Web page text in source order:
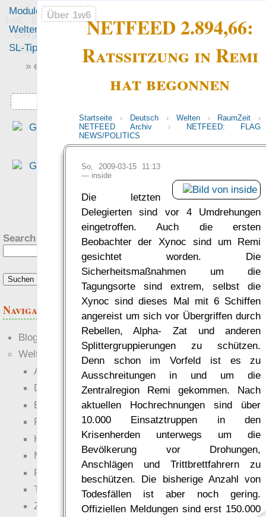
1w6 - Ein Würfel System
- Einfach saubere, freie
Rollenspiel-Regeln
NETFEED 2.894,66:
Ratssitzung in Remi
hat begonnen
Startseite› Deutsch› Welten› RaumZeit ›
NETFEED Archiv ›
NETFEED: FLAG
NEWS/POLITICS
So, 2009-03-15 11:13
— inside
Die letzten
Delegierten sind vor 4 Umdrehungen
eingetroffen. Auch die ersten
Beobachter der Xynoc sind um Remi
gesichtet worden. Die
Sicherheitsmaßnahmen um die
Tagungsorte sind extrem, selbst die
Xynoc sind dieses Mal mit 6 Schiffen
angereist um sich vor Übergriffen durch
Rebellen, Alpha- Zat und anderen
Splittergruppierungen zu schützen.
Denn schon im Vorfeld ist es zu
Ausschreitungen in und um die
Zentralregion Remi gekommen. Nach
aktuellen Hochrechnungen sind über
10.000 Einsatztruppen in den
Krisenherden unterwegs um die
Bevölkerung vor Drohungen,
Anschlägen und Trittbrettfahrern zu
beschützen. Die bisherige Anzahl von
Todesfällen ist aber noch gering.
Offiziellen Meldungen sind erst 150.000
Über 1w6
Module
Welten
Foren
SL-Tipps
Mitmachen
» einfach saubere «
Über 1w6
?
Search this site:
Navigation
Blogs
Welten
Ante Portas
Die neuen Lande
EWS-X
Freihändler
Hinter der Welt
Magie
RaumZeit
Technophob
Zettel-RPG
„Eine interessante
richtung, die sich für mich
ungewohnt schlank anfühlt.“
— Philipp von Phönixbanner
was Leute sagen…